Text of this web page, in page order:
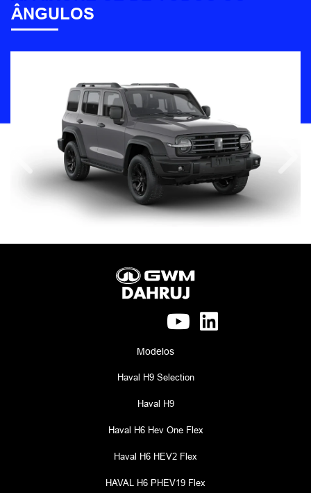
ÂNGULOS
Anterior
Modelos
Haval H9 Selection
Haval H9
Haval H6 Hev One Flex
Haval H6 HEV2 Flex
HAVAL H6 PHEV19 Flex